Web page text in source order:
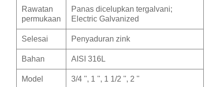
Rawatan
permukaan
Panas dicelupkan tergalvani;
Electric Galvanized
Selesai Penyaduran zink
Bahan AISI 316L
Model 3/4 '', 1 '', 1 1/2 '', 2 ''